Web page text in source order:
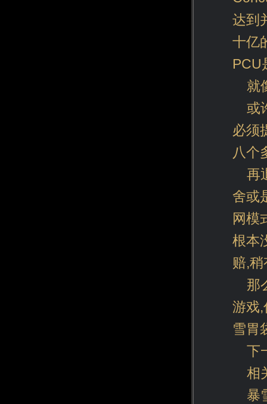
达到
十亿
PCU
就
或
必须
八个
再
舍或
网模
根本
赔,
那
游戏,
雪胃
下
相
暴